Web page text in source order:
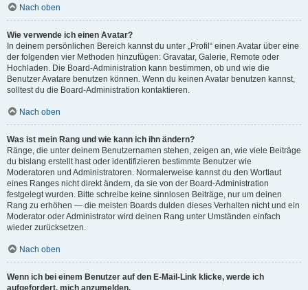
Nach oben
Wie verwende ich einen Avatar?
In deinem persönlichen Bereich kannst du unter „Profil“ einen Avatar über eine
der folgenden vier Methoden hinzufügen: Gravatar, Galerie, Remote oder
Hochladen. Die Board-Administration kann bestimmen, ob und wie die
Benutzer Avatare benutzen können. Wenn du keinen Avatar benutzen kannst,
solltest du die Board-Administration kontaktieren.
Nach oben
Was ist mein Rang und wie kann ich ihn ändern?
Ränge, die unter deinem Benutzernamen stehen, zeigen an, wie viele Beiträge
du bislang erstellt hast oder identifizieren bestimmte Benutzer wie
Moderatoren und Administratoren. Normalerweise kannst du den Wortlaut
eines Ranges nicht direkt ändern, da sie von der Board-Administration
festgelegt wurden. Bitte schreibe keine sinnlosen Beiträge, nur um deinen
Rang zu erhöhen — die meisten Boards dulden dieses Verhalten nicht und ein
Moderator oder Administrator wird deinen Rang unter Umständen einfach
wieder zurücksetzen.
Nach oben
Wenn ich bei einem Benutzer auf den E-Mail-Link klicke, werde ich
aufgefordert, mich anzumelden.